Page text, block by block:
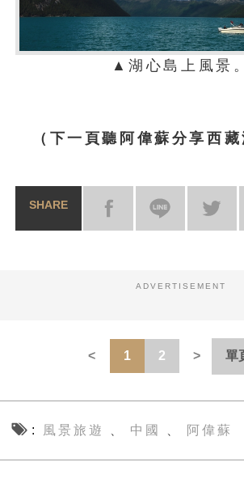
▲湖心島上風景。
（下一頁聽阿偉蘇分享西
SHARE
ADVERTISEMENT
1 2 單
風景旅遊 中國 阿偉蘇